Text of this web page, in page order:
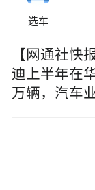
选车
【网通社快
迪上半年在
万辆，汽车